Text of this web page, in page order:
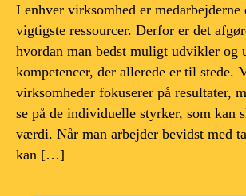
I enhver virksomhed er medarbejderne
vigtigste ressourcer. Derfor er det
hvordan man bedst muligt udvikler og
kompetencer, der allerede er til stede.
virksomheder fokuserer på resultater,
se på de individuelle styrker, som kan
værdi. Når man arbejder bevidst med
kan […]